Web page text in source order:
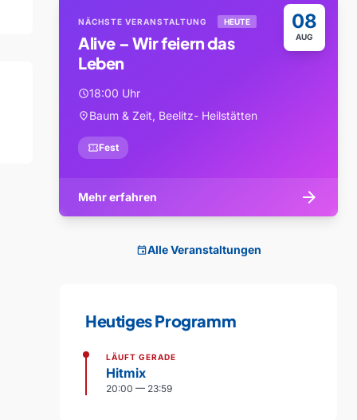
08
AUG
NÄCHSTE VERANSTALTUNG HEUTE
Alive – Wir feiern das
Leben
schedule18:00 Uhr
location_onBaum & Zeit, Beelitz- Heilstätten
confirmation_numberFest
Mehr erfahren arrow_forward
eventAlle Veranstaltungen
Heutiges Programm
LÄUFT GERADE
Hitmix
20:00 — 23:59